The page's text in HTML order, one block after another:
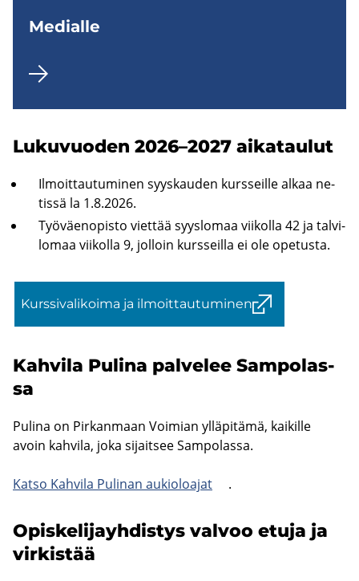
Me­dial­le
Lu­ku­vuo­den 2026–2027 ai­ka­tau­lut
Il­moit­tau­tu­mi­nen syys­kau­den kurs­seil­le alkaa ne­
tis­sä la 1.8.2026.
Työ­väen­opis­to viet­tää syys­lo­maa vii­kol­la 42 ja tal­vi­
lo­maa vii­kol­la 9, jol­loin kurs­seil­la ei ole ope­tus­ta.
Kurs­si­va­li­koi­ma ja il­moit­tau­tu­mi­nen
Kah­vi­la Pu­li­na pal­ve­lee Sam­po­las­
sa
Pu­li­na on Pir­kan­maan Voi­mian yl­lä­pi­tä­mä, kai­kil­le
avoin kah­vi­la, joka si­jait­see Sam­po­las­sa.
Katso Kah­vi­la Pu­li­nan au­kio­loa­jat .
Opis­ke­li­jayh­dis­tys val­voo etuja ja
vir­kis­tää